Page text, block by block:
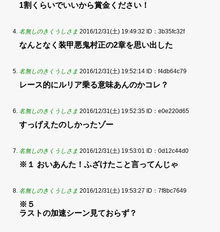
1割くらいでいいから賞金ください！
名無しのきくうしさま 2016/12/31(土) 19:49:32 ID：3b35fc32f
なんとなく装甲悪鬼村正の2章を思い出した
名無しのきくうしさま 2016/12/31(土) 19:52:14 ID：f4db64c79
レース的にルリア乗る意味あんのかコレ？
名無しのきくうしさま 2016/12/31(土) 19:52:35 ID：e0e220d65
すっげえたのしかったゾー
名無しのきくうしさま 2016/12/31(土) 19:53:01 ID：0d12c44d0
※１ おいあんた！ふざけたこと言ってんじゃ
名無しのきくうしさま 2016/12/31(土) 19:53:27 ID：7f8bc7649
※５
ラストの加速シーン見ておらず？